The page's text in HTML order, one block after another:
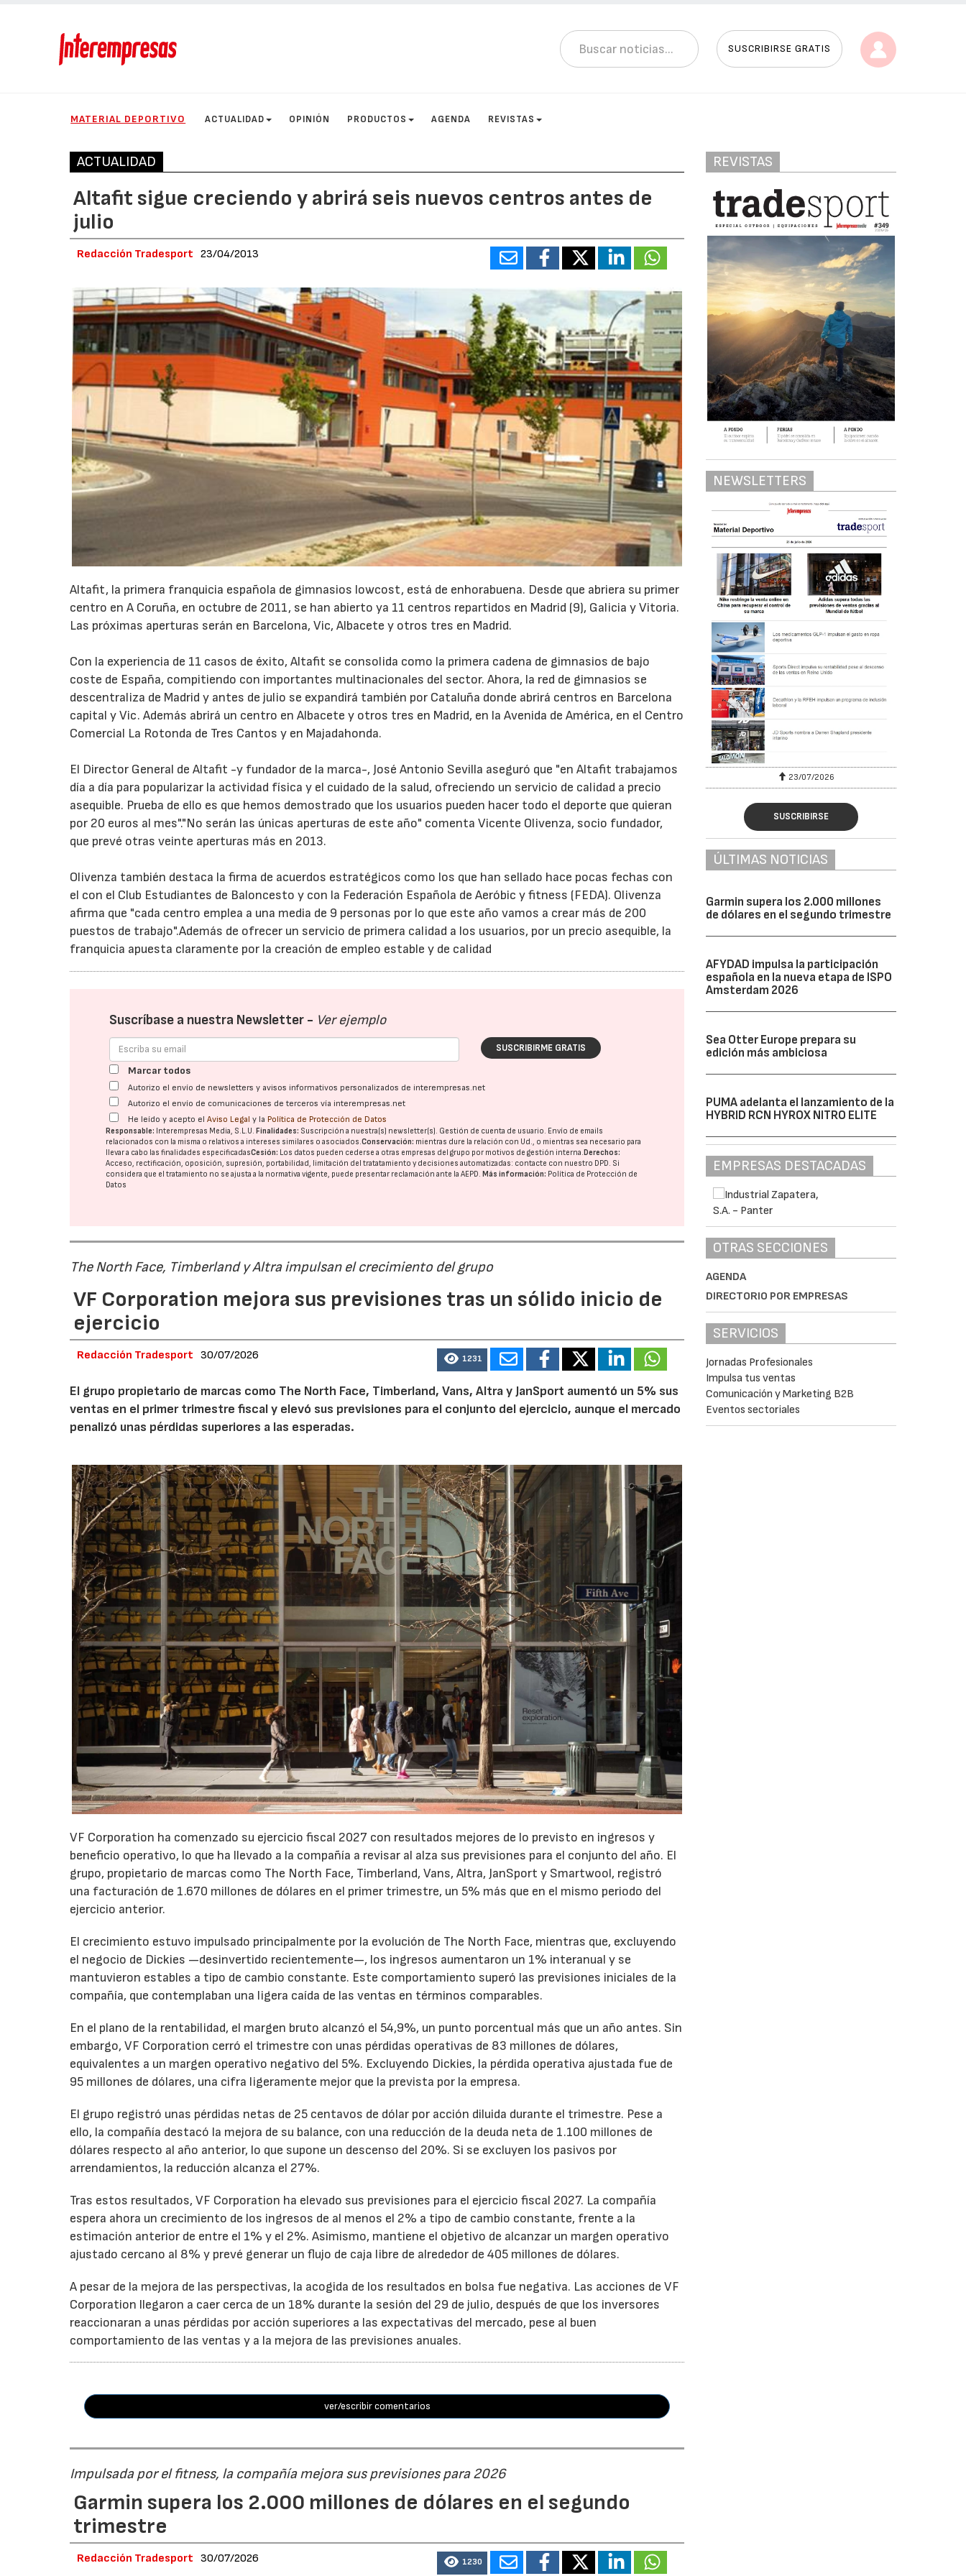
SUSCRIBIRSE GRATIS
MATERIAL DEPORTIVO ACTUALIDAD OPINIÓN PRODUCTOS AGENDA REVISTAS
ACTUALIDAD
Altafit sigue creciendo y abrirá seis nuevos centros antes de
julio
Redacción Tradesport 23/04/2013
Altafit, la primera franquicia española de gimnasios lowcost, está de enhorabuena. Desde que abriera su primer
centro en A Coruña, en octubre de 2011, se han abierto ya 11 centros repartidos en Madrid (9), Galicia y Vitoria.
Las próximas aperturas serán en Barcelona, Vic, Albacete y otros tres en Madrid.
Con la experiencia de 11 casos de éxito, Altafit se consolida como la primera cadena de gimnasios de bajo
coste de España, compitiendo con importantes multinacionales del sector. Ahora, la red de gimnasios se
descentraliza de Madrid y antes de julio se expandirá también por Cataluña donde abrirá centros en Barcelona
capital y Vic. Además abrirá un centro en Albacete y otros tres en Madrid, en la Avenida de América, en el Centro
Comercial La Rotonda de Tres Cantos y en Majadahonda.
El Director General de Altafit -y fundador de la marca-, José Antonio Sevilla aseguró que "en Altafit trabajamos
día a día para popularizar la actividad física y el cuidado de la salud, ofreciendo un servicio de calidad a precio
asequible. Prueba de ello es que hemos demostrado que los usuarios pueden hacer todo el deporte que quieran
por 20 euros al mes"."No serán las únicas aperturas de este año" comenta Vicente Olivenza, socio fundador,
que prevé otras veinte aperturas más en 2013.
Olivenza también destaca la firma de acuerdos estratégicos como los que han sellado hace pocas fechas con
el con el Club Estudiantes de Baloncesto y con la Federación Española de Aeróbic y fitness (FEDA). Olivenza
afirma que "cada centro emplea a una media de 9 personas por lo que este año vamos a crear más de 200
puestos de trabajo".Además de ofrecer un servicio de primera calidad a los usuarios, por un precio asequible, la
franquicia apuesta claramente por la creación de empleo estable y de calidad
Suscríbase a nuestra Newsletter - Ver ejemplo
SUSCRIBIRME GRATIS
Marcar todos
Autorizo el envío de newsletters y avisos informativos personalizados de interempresas.net
Autorizo el envío de comunicaciones de terceros vía interempresas.net
He leído y acepto elAviso Legal y la Política de Protección de Datos
Responsable: Interempresas Media, S.L.U.Finalidades: Suscripción a nuestra(s) newsletter(s). Gestión de cuenta de usuario. Envío de emails
relacionados con la misma o relativos a intereses similares o asociados.Conservación: mientras dure la relación con Ud., o mientras sea necesario para
llevar a cabo las finalidades especificadasCesión: Los datos pueden cederse a otras empresas del grupo por motivos de gestión interna.Derechos:
Acceso, rectificación, oposición, supresión, portabilidad, limitación del tratatamiento y decisiones automatizadas: contacte con nuestro DPD. Si
considera que el tratamiento no se ajusta a la normativa vigente, puede presentar reclamación ante laAEPD.Más información: Política de Protección de
Datos
The North Face, Timberland y Altra impulsan el crecimiento del grupo
VF Corporation mejora sus previsiones tras un sólido inicio de
ejercicio
Redacción Tradesport 30/07/2026 1231
El grupo propietario de marcas como The North Face, Timberland, Vans, Altra y JanSport aumentó un 5% sus
ventas en el primer trimestre fiscal y elevó sus previsiones para el conjunto del ejercicio, aunque el mercado
penalizó unas pérdidas superiores a las esperadas.
VF Corporation ha comenzado su ejercicio fiscal 2027 con resultados mejores de lo previsto en ingresos y
beneficio operativo, lo que ha llevado a la compañía a revisar al alza sus previsiones para el conjunto del año. El
grupo, propietario de marcas como The North Face, Timberland, Vans, Altra, JanSport y Smartwool, registró
una facturación de 1.670 millones de dólares en el primer trimestre, un 5% más que en el mismo periodo del
ejercicio anterior.
El crecimiento estuvo impulsado principalmente por la evolución de The North Face, mientras que, excluyendo
el negocio de Dickies —desinvertido recientemente—, los ingresos aumentaron un 1% interanual y se
mantuvieron estables a tipo de cambio constante. Este comportamiento superó las previsiones iniciales de la
compañía, que contemplaban una ligera caída de las ventas en términos comparables.
En el plano de la rentabilidad, el margen bruto alcanzó el 54,9%, un punto porcentual más que un año antes. Sin
embargo, VF Corporation cerró el trimestre con unas pérdidas operativas de 83 millones de dólares,
equivalentes a un margen operativo negativo del 5%. Excluyendo Dickies, la pérdida operativa ajustada fue de
95 millones de dólares, una cifra ligeramente mejor que la prevista por la empresa.
El grupo registró unas pérdidas netas de 25 centavos de dólar por acción diluida durante el trimestre. Pese a
ello, la compañía destacó la mejora de su balance, con una reducción de la deuda neta de 1.100 millones de
dólares respecto al año anterior, lo que supone un descenso del 20%. Si se excluyen los pasivos por
arrendamientos, la reducción alcanza el 27%.
Tras estos resultados, VF Corporation ha elevado sus previsiones para el ejercicio fiscal 2027. La compañía
espera ahora un crecimiento de los ingresos de al menos el 2% a tipo de cambio constante, frente a la
estimación anterior de entre el 1% y el 2%. Asimismo, mantiene el objetivo de alcanzar un margen operativo
ajustado cercano al 8% y prevé generar un flujo de caja libre de alrededor de 405 millones de dólares.
A pesar de la mejora de las perspectivas, la acogida de los resultados en bolsa fue negativa. Las acciones de VF
Corporation llegaron a caer cerca de un 18% durante la sesión del 29 de julio, después de que los inversores
reaccionaran a unas pérdidas por acción superiores a las expectativas del mercado, pese al buen
comportamiento de las ventas y a la mejora de las previsiones anuales.
ver/escribir comentarios
Impulsada por el fitness, la compañía mejora sus previsiones para 2026
Garmin supera los 2.000 millones de dólares en el segundo
trimestre
Redacción Tradesport 30/07/2026 1230
REVISTAS
NEWSLETTERS
30/07/2026 23/07/2026
SUSCRIBIRSE
ÚLTIMAS NOTICIAS
Garmin supera los 2.000 millones
de dólares en el segundo trimestre
AFYDAD impulsa la participación
española en la nueva etapa de ISPO
Amsterdam 2026
Sea Otter Europe prepara su
edición más ambiciosa
PUMA adelanta el lanzamiento de la
HYBRID RCN HYROX NITRO ELITE
EMPRESAS DESTACADAS
OTRAS SECCIONES
AGENDA
DIRECTORIO POR EMPRESAS
SERVICIOS
Jornadas Profesionales
Impulsa tus ventas
Comunicación y Marketing B2B
Eventos sectoriales